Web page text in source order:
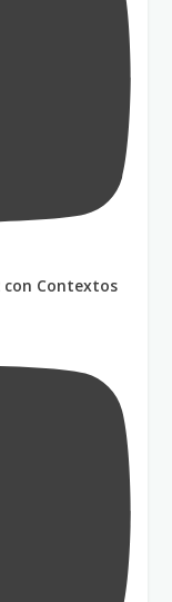
con Contextos